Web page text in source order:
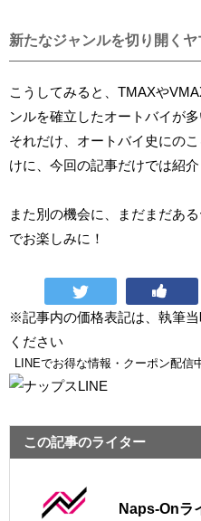
新たなジャンルを切り開くヤ
こうしてみると、TMAXや
ンルを確立したオートバイが多
それだけ、オートバイ史にの
けに、今回の記事だけでは紹介
また別の機会に、まだまだあ
でお楽しみに！
※記事内の価格表記は、執筆
ください
LINEでお得な情報・クーポン配信
この記事のライター
Naps-Onラ